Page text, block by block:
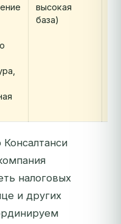
высокая
база)
налоговых
и других